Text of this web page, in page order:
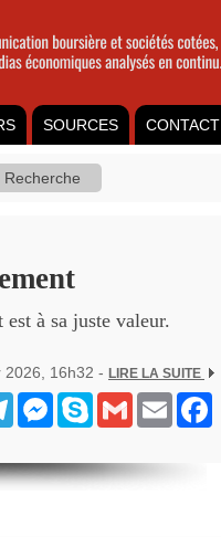
SOURCES CONTACT
à sa juste valeur.
2026, 16h32 - LIRE LA SUITE
TelegramMessenger
Skype Gmail Email